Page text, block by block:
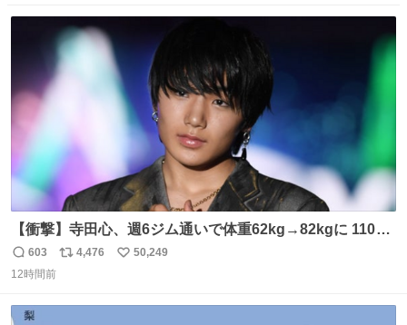
ト
数
【衝撃】寺田心、週6ジム通いで体重62kg→82kgに 110kg
のベンチプレス持ち上げる姿披露
news.livedoor.com/article/detail… 元々自重のみだった
のためおにぎり10個、ゼリー飲料3～4本、パスタと毎日4
返
信
603
リ
4,476
い
50,249
12時間前